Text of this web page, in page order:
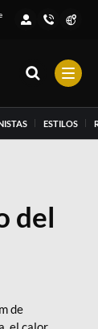
ESTILOS
del
de